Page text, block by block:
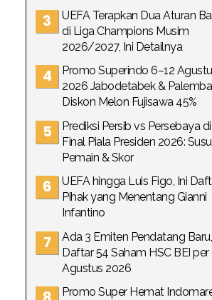
UEFA Terapkan Dua Aturan
di Liga Champions Musim
2026/2027, Ini Detailnya
Promo Superindo 6–12
2026 Jabodetabek &
Diskon Melon Fujisawa 45%
Prediksi Persib vs Persebaya di
Final Piala Presiden 2026:
Pemain & Skor
UEFA hingga Luis Figo, Ini
Pihak yang Menentang Gianni
Infantino
Ada 3 Emiten Pendatang
Daftar 54 Saham HSC BEI per
Agustus 2026
Promo Super Hemat